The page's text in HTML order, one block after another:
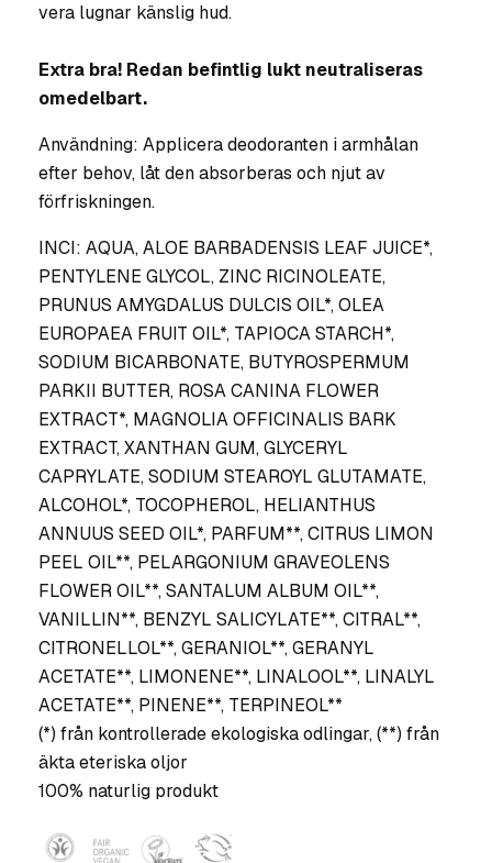
vera lugnar känslig hud.
Extra bra! Redan befintlig lukt neutraliseras
omedelbart.
Användning: Applicera deodoranten i armhålan
efter behov, låt den absorberas och njut av
förfriskningen.
INCI: AQUA, ALOE BARBADENSIS LEAF JUICE*,
PENTYLENE GLYCOL, ZINC RICINOLEATE,
PRUNUS AMYGDALUS DULCIS OIL*, OLEA
EUROPAEA FRUIT OIL*, TAPIOCA STARCH*,
SODIUM BICARBONATE, BUTYROSPERMUM
PARKII BUTTER, ROSA CANINA FLOWER
EXTRACT*, MAGNOLIA OFFICINALIS BARK
EXTRACT, XANTHAN GUM, GLYCERYL
CAPRYLATE, SODIUM STEAROYL GLUTAMATE,
ALCOHOL*, TOCOPHEROL, HELIANTHUS
ANNUUS SEED OIL*, PARFUM**, CITRUS LIMON
PEEL OIL**, PELARGONIUM GRAVEOLENS
FLOWER OIL**, SANTALUM ALBUM OIL**,
VANILLIN**, BENZYL SALICYLATE**, CITRAL**,
CITRONELLOL**, GERANIOL**, GERANYL
ACETATE**, LIMONENE**, LINALOOL**, LINALYL
ACETATE**, PINENE**, TERPINEOL**
(*) från kontrollerade ekologiska odlingar, (**) från
äkta eteriska oljor
100% naturlig produkt